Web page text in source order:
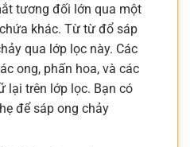
tương đối lớn qua một
khác. Từ từ đổ sáp
qua lớp lọc này. Các
ong, phấn hoa, và các
lại trên lớp lọc. Bạn có
để sáp ong chảy